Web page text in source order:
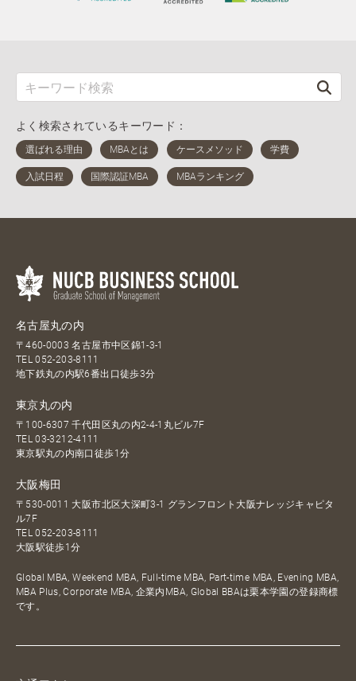
よく検索されているキーワード：
名古屋丸の内
〒460-0003 名古屋市中区錦1-3-1
TEL052-203-8111
地下鉄丸の内駅6番出口徒歩3分
東京丸の内
〒100-6307 千代田区丸の内2-4-1丸ビル7F
TEL03-3212-4111
東京駅丸の内南口徒歩1分
大阪梅田
〒530-0011 大阪市北区大深町3-1 グランフロント大阪ナレッジキャピタ
ル7F
TEL052-203-8111
大阪駅徒歩1分
Global MBA, Weekend MBA, Full-time MBA, Part-time MBA, Evening MBA,
MBA Plus, Corporate MBA, 企業内MBA, Global BBAは栗本学園の登録商標
です。